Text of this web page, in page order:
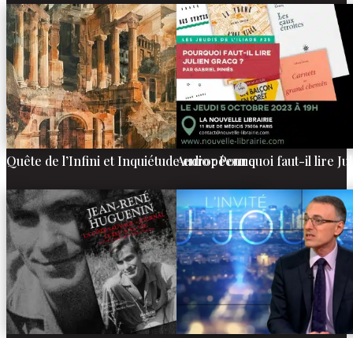
Quête de l’Infini et Inquiétude européenneAudio : Pourquoi faut-il lire